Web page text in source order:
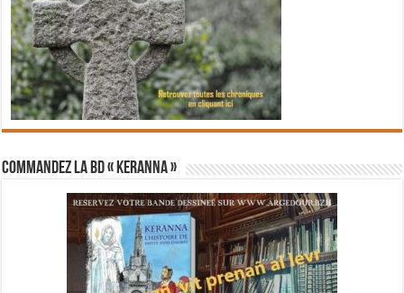
Commandez la BD « Keranna »